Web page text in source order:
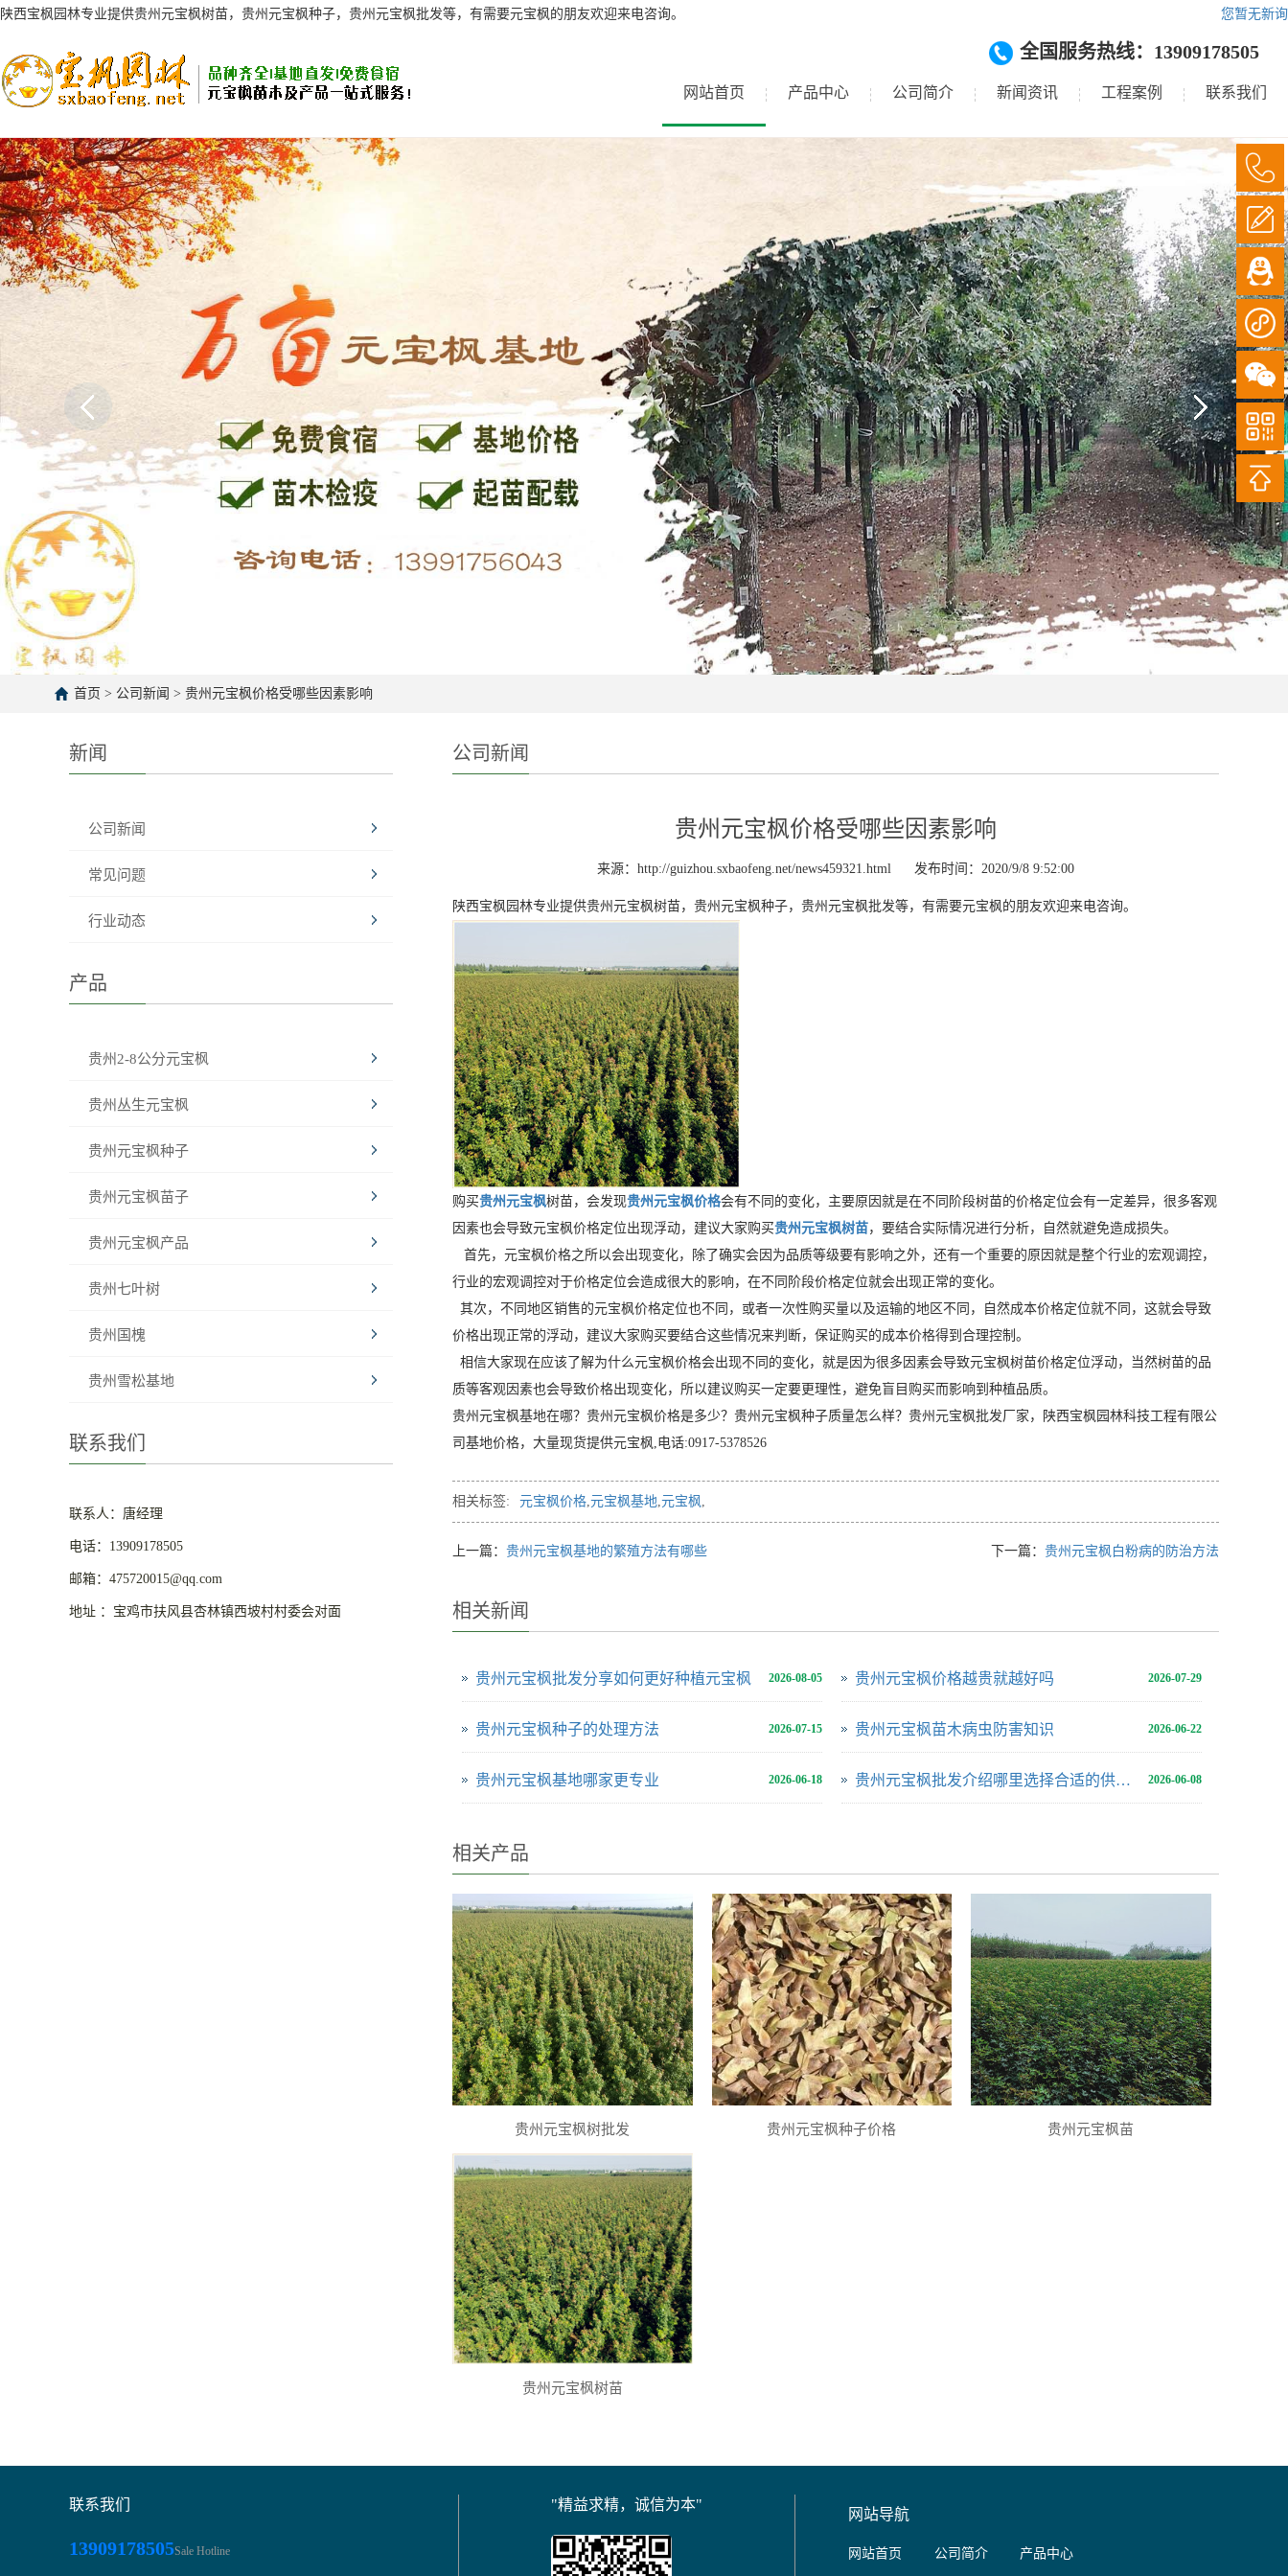
陕西宝枫园林专业提供贵州元宝枫树苗，贵州元宝枫种子，贵州元宝枫批发等，有需要元宝枫的朋友欢迎来电咨询。 您暂无新
网站首页 产品中心 公司简介 新闻资讯 工程案例 联系我们
全国服务热线：13909178505
首页 > 公司新闻 > 贵州元宝枫价格受哪些因素影响
新闻
公司新闻
常见问题
行业动态
产品
贵州2-8公分元宝枫
贵州丛生元宝枫
贵州元宝枫种子
贵州元宝枫苗子
贵州元宝枫产品
贵州七叶树
贵州国槐
贵州雪松基地
联系我们
联系人：唐经理
电话：13909178505
邮箱：475720015@qq.com
地址 ：宝鸡市扶风县杏林镇西坡村村委会对面
公司新闻
贵州元宝枫价格受哪些因素影响
来源：http://guizhou.sxbaofeng.net/news459321.html 发布时间：2020/9/8 9:52:00
陕西宝枫园林专业提供贵州元宝枫树苗，贵州元宝枫种子，贵州元宝枫批发等，有需要元宝枫的朋友欢迎来电咨询。
购买贵州元宝枫树苗，会发现贵州元宝枫价格会有不同的变化，主要原因就是在不同阶段树苗的价格定位会有一定差异，很多客观
因素也会导致元宝枫价格定位出现浮动，建议大家购买贵州元宝枫树苗，要结合实际情况进行分析，自然就避免造成损失。
首先，元宝枫价格之所以会出现变化，除了确实会因为品质等级要有影响之外，还有一个重要的原因就是整个行业的宏观调控，
行业的宏观调控对于价格定位会造成很大的影响，在不同阶段价格定位就会出现正常的变化。
其次，不同地区销售的元宝枫价格定位也不同，或者一次性购买量以及运输的地区不同，自然成本价格定位就不同，这就会导致
价格出现正常的浮动，建议大家购买要结合这些情况来判断，保证购买的成本价格得到合理控制。
相信大家现在应该了解为什么元宝枫价格会出现不同的变化，就是因为很多因素会导致元宝枫树苗价格定位浮动，当然树苗的品
质等客观因素也会导致价格出现变化，所以建议购买一定要更理性，避免盲目购买而影响到种植品质。
贵州元宝枫基地在哪？贵州元宝枫价格是多少？贵州元宝枫种子质量怎么样？贵州元宝枫批发厂家，陕西宝枫园林科技工程有限公
司基地价格，大量现货提供元宝枫,电话:0917-5378526
相关标签: 元宝枫价格,元宝枫基地,元宝枫,
上一篇： 贵州元宝枫基地的繁殖方法有哪些 下一篇： 贵州元宝枫白粉病的防治方法
相关新闻
2026-08-05
贵州元宝枫批发分享如何更好种植元宝枫 2026-07-29
贵州元宝枫价格越贵就越好吗
2026-07-15
贵州元宝枫种子的处理方法 2026-06-22
贵州元宝枫苗木病虫防害知识
2026-06-18
贵州元宝枫基地哪家更专业 2026-06-08
贵州元宝枫批发介绍哪里选择合适的供应地
相关产品
贵州元宝枫树批发 贵州元宝枫种子价格 贵州元宝枫苗
贵州元宝枫树苗
联系我们
13909178505Sale Hotline
"精益求精，诚信为本"
网站导航
网站首页 公司简介 产品中心
AI客服